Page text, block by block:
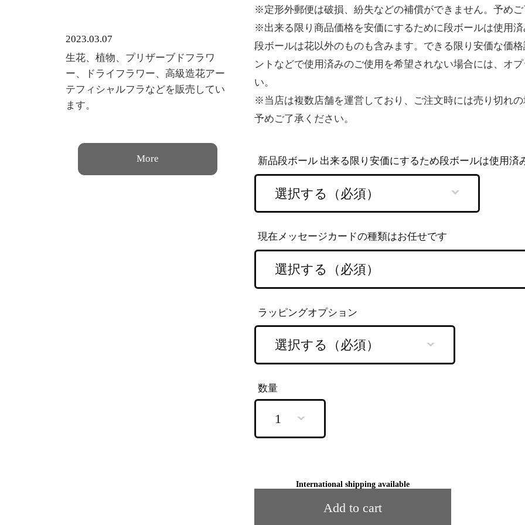
※定形外郵便は破損、紛失などの補償ができません。予め
※出来る限り商品価格を安価にするために段ボールは使用
段ボールは花以外のものも含みます。できる限り安価な価
ントなどで使用済みのご使用を希望されない場合には、オ
い。
※当店は複数店舗を運営しており、ご注文時には売り切れ
予めご了承ください。
新品段ボール 出来る限り安価にするため段ボールは使用済
現在メッセージカードの種類はお任せです
ラッピングオプション
数量
International shipping available
Add to cart
2023.03.07
生花、植物、プリザーブドフラワ
ー、ドライフラワー、高級造花アー
テフィシャルフラなどを販売してい
ます。
More